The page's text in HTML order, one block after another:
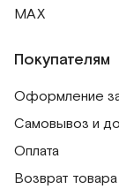
MAX
Покупателям
Оформление
Самовывоз и
Оплата
Возврат товара